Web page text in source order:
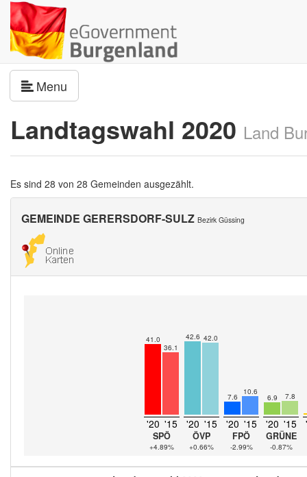
Menu
Landtagswahl 2020 Land
Es sind 28 von 28 Gemeinden ausgezählt.
GEMEINDE GERERSDORF-SULZ Bezirk Güssing
41.0
36.1
'20 '15
SPÖ
+4.89%
42.6 42.0
'20 '15
ÖVP
+0.66%
7.6
10.6
'20 '15
FPÖ
-2.99%
6.9 7.8
'20 '15
GRÜNE
-0.87%